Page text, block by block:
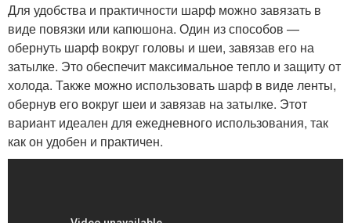
Для удобства и практичности шарф можно завязать в
виде повязки или капюшона. Один из способов —
обернуть шарф вокруг головы и шеи, завязав его на
затылке. Это обеспечит максимальное тепло и защиту от
холода. Также можно использовать шарф в виде ленты,
обернув его вокруг шеи и завязав на затылке. Этот
вариант идеален для ежедневного использования, так
как он удобен и практичен.